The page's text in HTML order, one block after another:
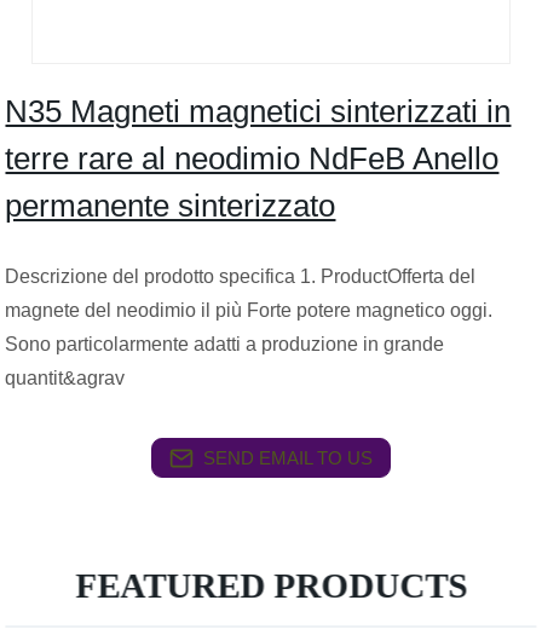
N35 Magneti magnetici sinterizzati in
terre rare al neodimio NdFeB Anello
permanente sinterizzato
Descrizione del prodotto specifica 1. ProductOfferta del
magnete del neodimio il più Forte potere magnetico oggi.
Sono particolarmente adatti a produzione in grande
quantit&agrav
SEND EMAIL TO US
FEATURED PRODUCTS